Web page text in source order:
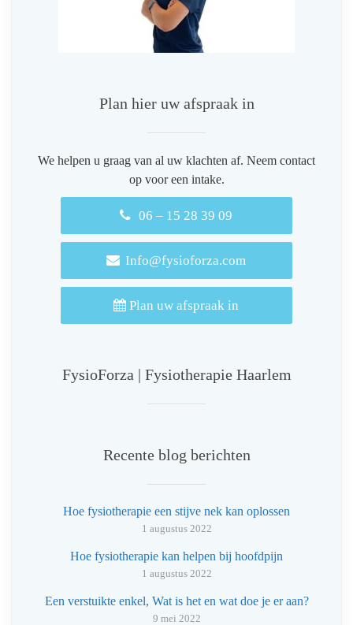
Plan hier uw afspraak in
We helpen u graag van al uw klachten af. Neem contact
op voor een intake.
06 – 15 28 39 09
Info@fysioforza.com
Plan uw afspraak in
FysioForza | Fysiotherapie Haarlem
Recente blog berichten
Hoe fysiotherapie een stijve nek kan oplossen
1 augustus 2022
Hoe fysiotherapie kan helpen bij hoofdpijn
1 augustus 2022
Een verstuikte enkel, Wat is het en wat doe je er aan?
9 mei 2022